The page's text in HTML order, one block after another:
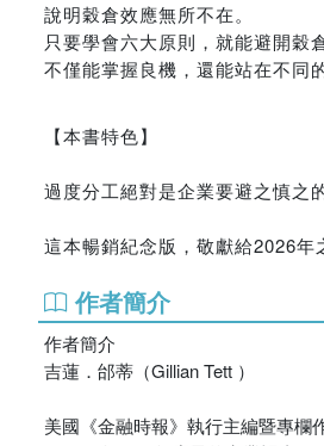
說明穀倉效應無所不在。
只要學會六大原則，就能避開穀
不僅能掌握良機，還能站在不同
【本書特色】
過度分工絕對是企業要避之慎之
這本暢銷紀念版，敬獻給2026年
作者簡介
作者簡介
吉蓮．邰蒂（Gillian Tett ）
美國《金融時報》執行主編暨專欄